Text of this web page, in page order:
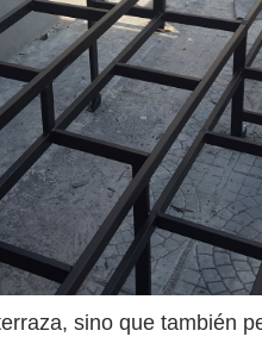
sino que también